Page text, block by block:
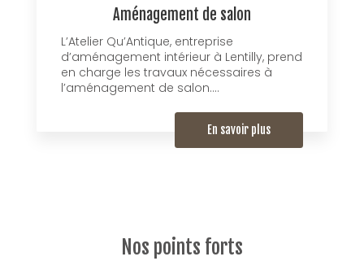
Aménagement de salon
L’Atelier Qu’Antique, entreprise
d’aménagement intérieur à Lentilly, prend
en charge les travaux nécessaires à
l’aménagement de salon....
En savoir plus
Nos points forts